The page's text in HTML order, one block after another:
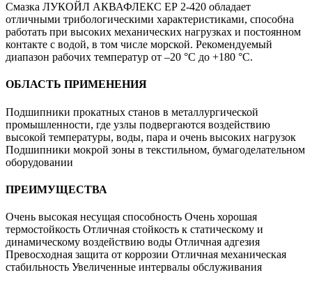
Смазка ЛУКОЙЛ АКВАФЛЕКС ЕР 2-420 обладает
отличными трибологическими характеристиками, способна
работать при высоких механических нагрузках и постоянном
контакте с водой, в том числе морской. Рекомендуемый
диапазон рабочих температур от –20 °С до +180 °С.
ОБЛАСТЬ ПРИМЕНЕНИЯ
Подшипники прокатных станов в металлургической
промышленности, где узлы подвергаются воздействию
высокой температуры, воды, пара и очень высоких нагрузок
Подшипники мокрой зоны в текстильном, бумагоделательном
оборудовании
ПРЕИМУЩЕСТВА
Очень высокая несущая способность Очень хорошая
термостойкость Отличная стойкость к статическому и
динамическому воздействию воды Отличная адгезия
Превосходная защита от коррозии Отличная механическая
стабильность Увеличенные интервалы обслуживания